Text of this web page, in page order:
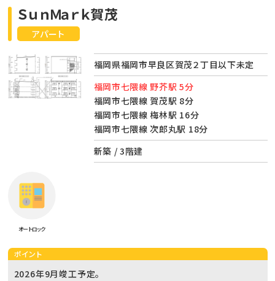
アパート
ＳｕｎＭａｒｋ賀茂
福岡県福岡市早良区賀茂２丁目以下未定
福岡市七隈線 野芥駅 5分
福岡市七隈線 賀茂駅 8分
福岡市七隈線 梅林駅 16分
福岡市七隈線 次郎丸駅 18分
新築 / 3階建
オートロック
ポイント
2026年9月竣工予定。